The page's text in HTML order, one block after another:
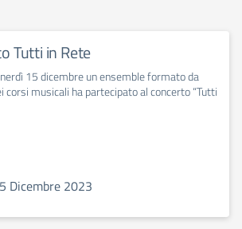
Tutti in Rete
15 dicembre un ensemble formato da
corsi musicali ha partecipato al concerto “Tutti
Dicembre 2023